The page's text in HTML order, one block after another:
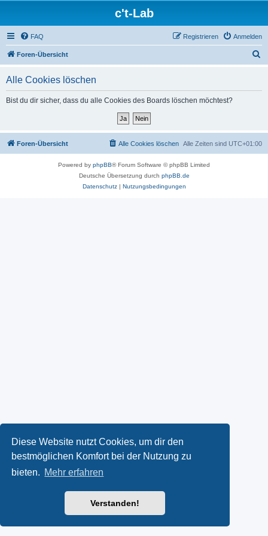
Diese Website nutzt Cookies, um dir den
bestmöglichen Komfort bei der Nutzung zu
bieten. Mehr erfahren
Verstanden!
c't-Lab
FAQ Anmelden
Registrieren
Foren-Übersicht
Alle Cookies löschen
Bist du dir sicher, dass du alle Cookies des Boards löschen möchtest?
Foren-Übersicht Alle Zeiten sind UTC+01:00
Alle Cookies löschen
Powered by phpBB® Forum Software © phpBB Limited
Deutsche Übersetzung durch phpBB.de
Datenschutz| Nutzungsbedingungen